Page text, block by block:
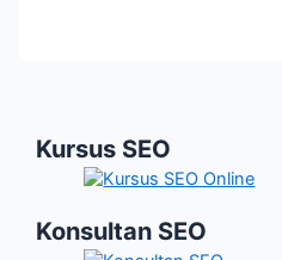
Kursus SEO
Konsultan SEO